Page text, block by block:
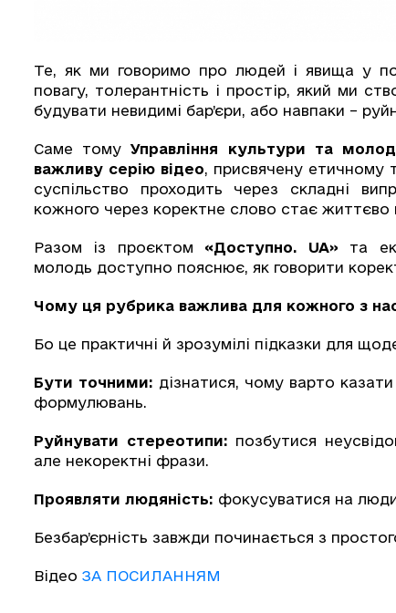
Те, як ми говоримо про людей і явища у
повагу, толерантність і простір, який ми
будувати невидимі бар’єри, або навпаки –
Саме томуУправління культури та
важливу серію відео, присвячену етичному
суспільство проходить через складні
кожного через коректне слово стає життєво
Разом із проєктом «Доступно. UA» та
молодь доступно пояснює, як говорити
Чому ця рубрика важлива для кожного з
Бо це практичні й зрозумілі підказки для
Бути точними: дізнатися, чому варто казати
формулювань.
Руйнувати стереотипи: позбутися
але некоректні фрази.
Проявляти людяність: фокусуватися на
Безбар’єрність завжди починається з
Відео ЗА ПОСИЛАННЯМ